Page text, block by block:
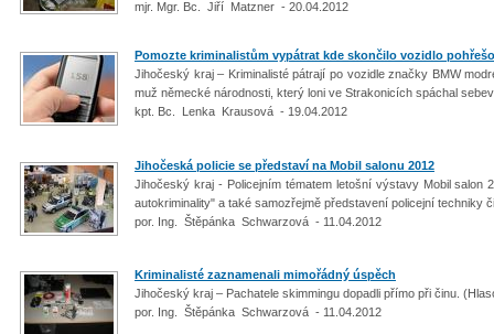
mjr. Mgr. Bc. Jiří Matzner - 20.04.2012
Pomozte kriminalistům vypátrat kde skončilo vozidlo
Jihočeský kraj – Kriminalisté pátrají po vozidle značky BMW
muž německé národnosti, který loni ve Strakonicích spáchal
kpt. Bc. Lenka Krausová - 19.04.2012
Jihočeská policie se představí na Mobil salonu 2012
Jihočeský kraj - Policejním tématem letošní výstavy Mobil salon
autokriminality" a také samozřejmě představení policejní techniky
por. Ing. Štěpánka Schwarzová - 11.04.2012
Kriminalisté zaznamenali mimořádný úspěch
Jihočeský kraj – Pachatele skimmingu dopadli přímo při činu.
por. Ing. Štěpánka Schwarzová - 11.04.2012